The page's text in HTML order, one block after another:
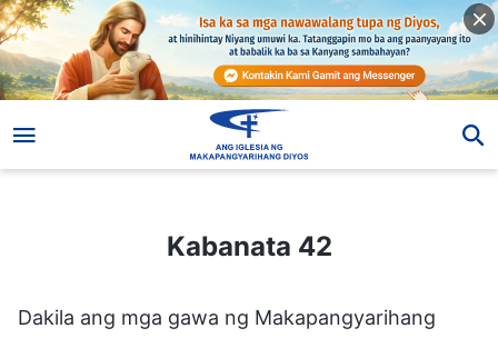
Kabanata 42
Dakila ang mga gawa ng Makapangyarihang